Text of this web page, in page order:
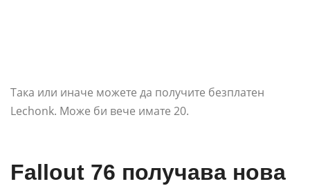
Така или иначе можете да получите безплатен
Lechonk. Може би вече имате 20.
Fallout 76 получава нова